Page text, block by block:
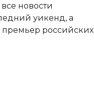
новости
уикенд, а
российских